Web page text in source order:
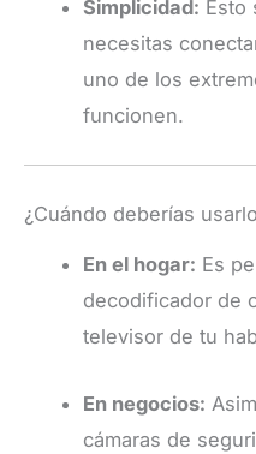
Simplicidad: Esto
necesitas
uno de los
funcionen.
¿Cuándo deberías
En el hogar: Es
decodificador de
televisor de tu
En negocios:
cámaras de